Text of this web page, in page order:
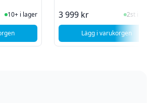
I Lager
10+ i lager
iPhone 14 Pro Max - Batteribyte Plus
3 999 kr I Lager
2st i lager
Lägg i varukorgen